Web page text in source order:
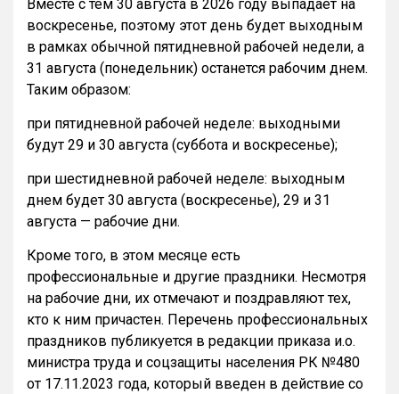
Вместе с тем 30 августа в 2026 году выпадает на
воскресенье, поэтому этот день будет выходным
в рамках обычной пятидневной рабочей недели, а
31 августа (понедельник) останется рабочим днем.
Таким образом:
при пятидневной рабочей неделе: выходными
будут 29 и 30 августа (суббота и воскресенье);
при шестидневной рабочей неделе: выходным
днем будет 30 августа (воскресенье), 29 и 31
августа — рабочие дни.
Кроме того, в этом месяце есть
профессиональные и другие праздники. Несмотря
на рабочие дни, их отмечают и поздравляют тех,
кто к ним причастен. Перечень профессиональных
праздников публикуется в редакции приказа и.о.
министра труда и соцзащиты населения РК №480
от 17.11.2023 года, который введен в действие со